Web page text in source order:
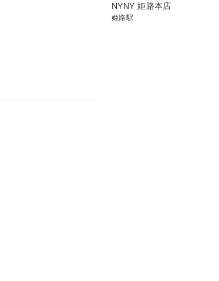
NYNY 姫路本店
姫路駅